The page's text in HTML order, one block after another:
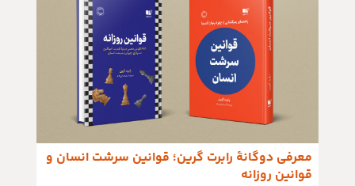
معرفی دوگانهٔ رابرت گرین؛ قوانین سرشت انسان و
قوانین روزانه